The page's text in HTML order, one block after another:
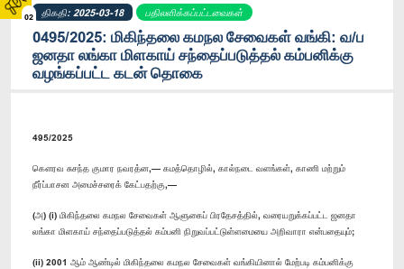
02 திகதி: 2025-03-18 பதிலளிக்கப்பட்டவைகள்
0495/2025: மிகிந்தலை கமநல சேவைகள் வங்கி: வ/ப
ஜனதா லங்கா மிளகாய் சந்தைப்படுத்தல் கம்பனிக்கு
வழங்கப்பட்ட கடன் தொகை
495/2025
கௌரவ சுசந்த குமார நவரத்ன,— கமத்தொழில், கால்நடை வளங்கள், காணி மற்றும்
நீர்ப்பாசன அமைச்சரைக் கேட்பதற்கு,—
(அ) (i) மிகிந்தலை கமநல சேவைகள் ஆளுகைப் பிரதேசத்தில், வரையறுக்கப்பட்ட ஜனதா
லங்கா மிளகாய் சந்தைப்படுத்தல் கம்பனி நிறுவப்பட்டுள்ளமையை அறிவாரா என்பதையும்;
(ii) 2001 ஆம் ஆண்டில் மிகிந்தலை கமநல சேவைகள் வங்கியினால் மேற்படி கம்பனிக்கு